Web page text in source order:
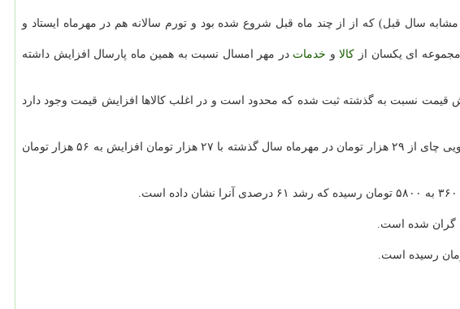
سال قبل) كه از از چند ماه قبل شروع شده بود و تورم سالانه هم در مهرماه ایستاد و
كالاو خدمات در مهر امسال نسبت به همین ماه پارسال افزایش داشته
قیمت نسبت به گذشته ثبت شده كه محدود است و در اغلب كالاها افزایش قیمت وجود دارد
این در حالی است بیشترین افزایش قیمت به چای بسته ای با ۸۷ درصد، گوشت ۶۸ و شیر ۶۱ درصد اختصاص دارد. هر بسته نیم كیلویی چای از ۲۹ هزار تومان در مهرماه سال گذشته با ۲۷ هزار تومان افزایش به ۵۶ هزار تومان